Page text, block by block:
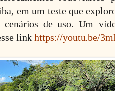
em um teste que
cenários de uso. Um
link https://youtu.be/